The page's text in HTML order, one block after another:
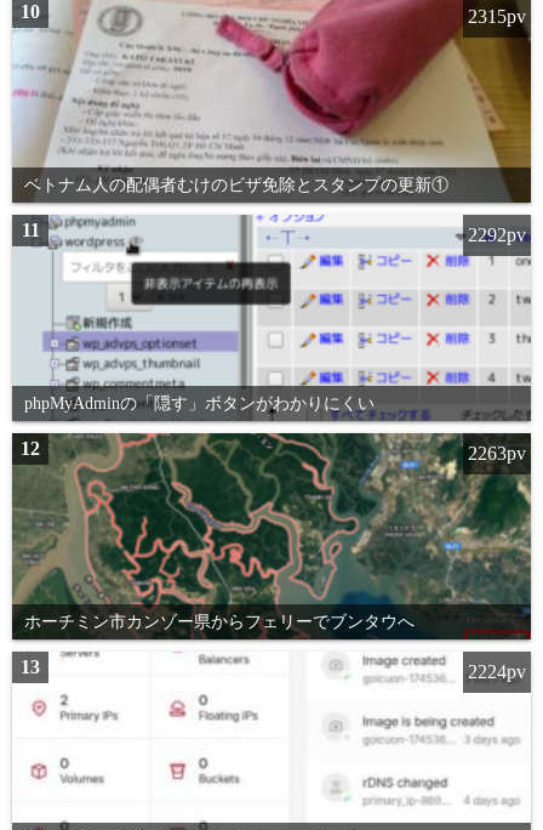
10
ベトナム人の配偶者むけのビザ免除とスタンプの更新①
2315pv
11
phpMyAdminの「隠す」ボタンがわかりにくい
2292pv
12
ホーチミン市カンゾー県からフェリーでブンタウへ
2263pv
13 2224pv